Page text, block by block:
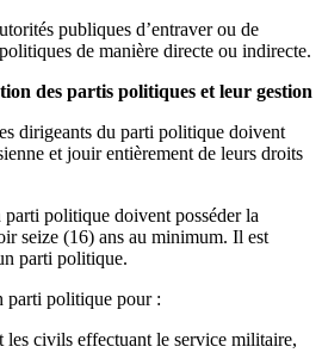
publiques d’entraver ou de
de manière directe ou indirecte.
des partis politiques et leur gestion
dirigeants du parti politique doivent
et jouir entièrement de leurs droits
parti politique doivent posséder la
seize (16) ans au minimum. Il est
parti politique.
parti politique pour :
les civils effectuant le service militaire,